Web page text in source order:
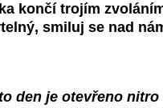
končí trojím
smiluj se nad
den je otevřeno